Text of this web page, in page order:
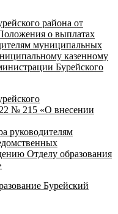
района от
о выплатах
муниципальных
казенному
Бурейского
№ 215 «О внесении
руководителям
Отделу образования
Бурейский